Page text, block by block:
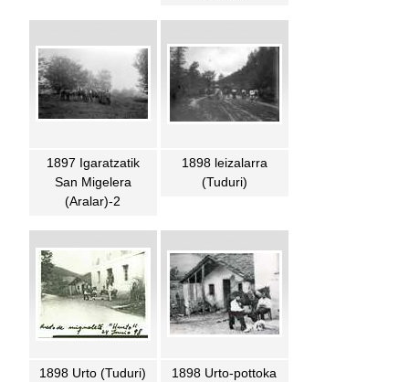
1897 Igaratzatik
San Migelera
(Aralar)-2
1898 leizalarra
(Tuduri)
1898 Urto (Tuduri)
1898 Urto-pottoka